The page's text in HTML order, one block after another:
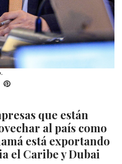
Pinterest
que están
al país como
está exportando
el Caribe y Dubai